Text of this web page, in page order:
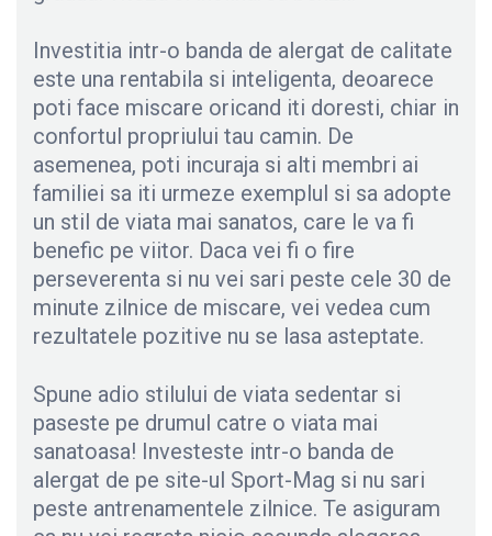
Investitia intr-o banda de alergat de calitate
este una rentabila si inteligenta, deoarece
poti face miscare oricand iti doresti, chiar in
confortul propriului tau camin. De
asemenea, poti incuraja si alti membri ai
familiei sa iti urmeze exemplul si sa adopte
un stil de viata mai sanatos, care le va fi
benefic pe viitor. Daca vei fi o fire
perseverenta si nu vei sari peste cele 30 de
minute zilnice de miscare, vei vedea cum
rezultatele pozitive nu se lasa asteptate.
Spune adio stilului de viata sedentar si
paseste pe drumul catre o viata mai
sanatoasa! Investeste intr-o banda de
alergat de pe site-ul Sport-Mag si nu sari
peste antrenamentele zilnice. Te asiguram